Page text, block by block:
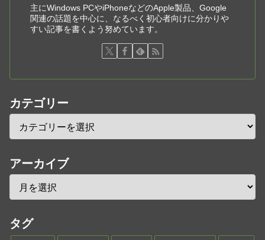
主にWindows PCやiPhoneなどのApple製品、Google
関連の話題を中心に、なるべく初心者向けに分かりや
すい記事を書くよう努めています。
カテゴリー
アーカイブ
タグ